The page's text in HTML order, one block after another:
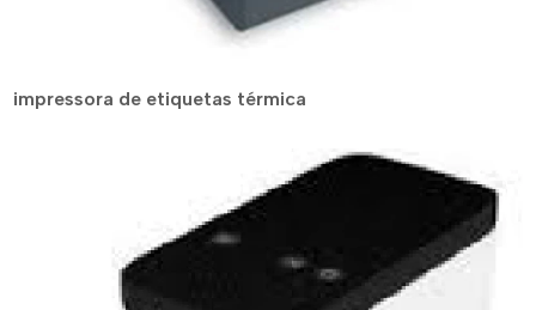
impressora de etiquetas térmica